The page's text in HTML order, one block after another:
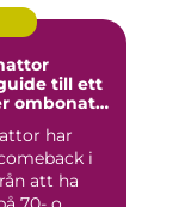
ombonat
har
i
att ha